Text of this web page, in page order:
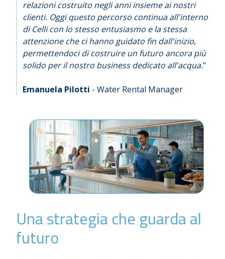
relazioni costruito negli anni insieme ai nostri
clienti. Oggi questo percorso continua all'interno
di Celli con lo stesso entusiasmo e la stessa
attenzione che ci hanno guidato fin dall'inizio,
permettendoci di costruire un futuro ancora più
solido per il nostro business dedicato all'acqua."
Emanuela Pilotti - Water Rental Manager
Una strategia che guarda al
futuro